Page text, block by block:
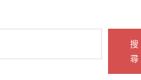
搜
尋